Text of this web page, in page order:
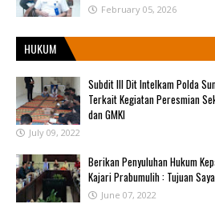
February 05, 2026
HUKUM
Subdit III Dit Intelkam Polda
Terkait Kegiatan Peresmian
dan GMKI
July 09, 2022
Berikan Penyuluhan Hukum
Kajari Prabumulih : Tujuan
June 07, 2022